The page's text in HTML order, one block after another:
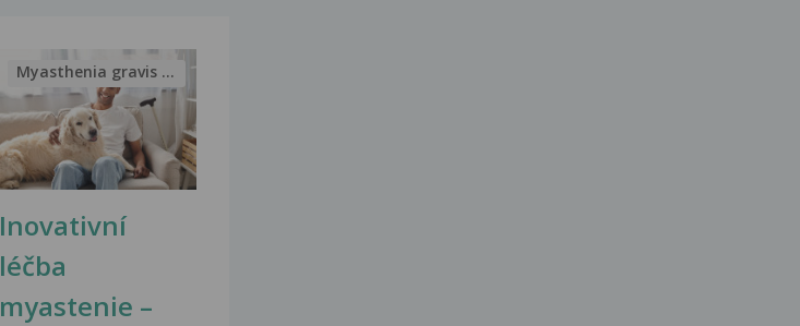
Inovativní
léčba
myastenie –
Myasthenia gravis – vše, co...